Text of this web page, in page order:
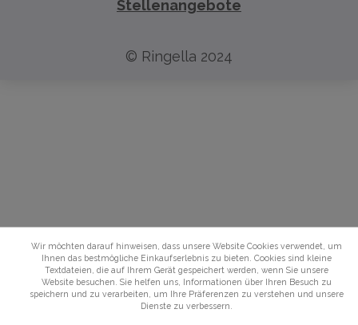
Stellenangebote
© Ringella 2024
Wir möchten darauf hinweisen, dass unsere Website Cookies verwendet, um
Ihnen das bestmögliche Einkaufserlebnis zu bieten. Cookies sind kleine
Textdateien, die auf Ihrem Gerät gespeichert werden, wenn Sie unsere
Website besuchen. Sie helfen uns, Informationen über Ihren Besuch zu
speichern und zu verarbeiten, um Ihre Präferenzen zu verstehen und unsere
Dienste zu verbessern.